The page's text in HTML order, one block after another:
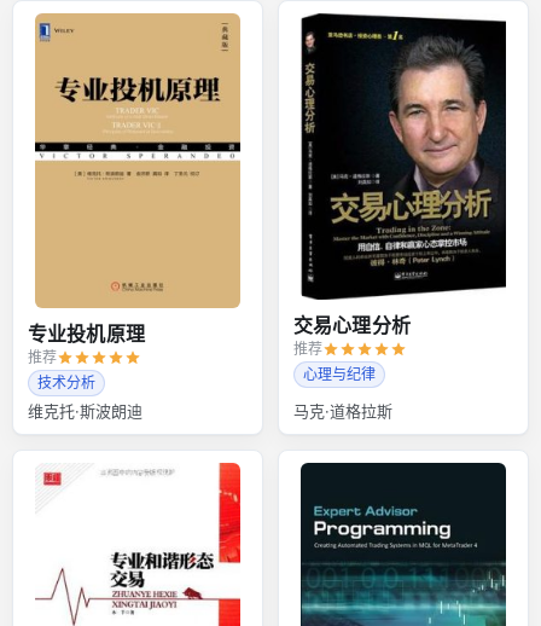
专业投机原理
推荐
技术分析
维克托·斯波朗迪
交易心理分析
推荐
心理与纪律
马克·道格拉斯